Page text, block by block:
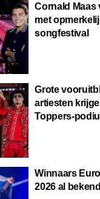
Cornald Maas
met
songfestival
Grote
artiesten
Toppers-
Winnaars
2026 al